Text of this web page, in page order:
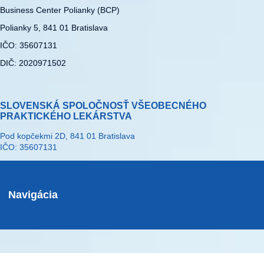
Business Center Polianky (BCP)
Polianky 5, 841 01 Bratislava
IČO: 35607131
DIČ: 2020971502
SLOVENSKÁ SPOLOČNOSŤ VŠEOBECNÉHO
PRAKTICKÉHO LEKÁRSTVA
Pod kopčekmi 2D, 841 01 Bratislava
IČO: 35607131
Navigácia